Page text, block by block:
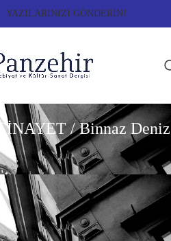
YAZILARINIZI GÖNDERİN!
/ Binnaz Deniz